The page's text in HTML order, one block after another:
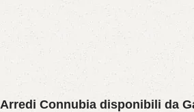
Arredi Connubia disponibili da